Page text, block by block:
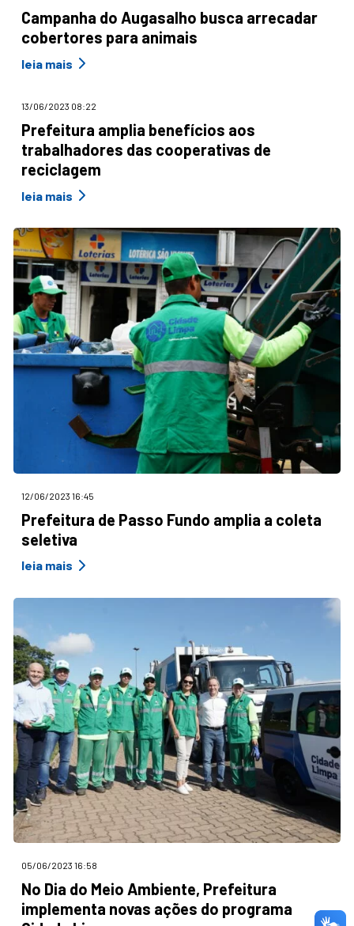
Campanha do Augasalho busca arrecadar
cobertores para animais
leia mais
13/06/2023 08:22
Prefeitura amplia benefícios aos
trabalhadores das cooperativas de
reciclagem
leia mais
12/06/2023 16:45
Prefeitura de Passo Fundo amplia a coleta
seletiva
leia mais
05/06/2023 16:58
No Dia do Meio Ambiente, Prefeitura
implementa novas ações do programa